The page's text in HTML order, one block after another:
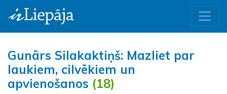
Gunārs Silakaktiņš: Mazliet par
laukiem, cilvēkiem un
apvienošanos (18)